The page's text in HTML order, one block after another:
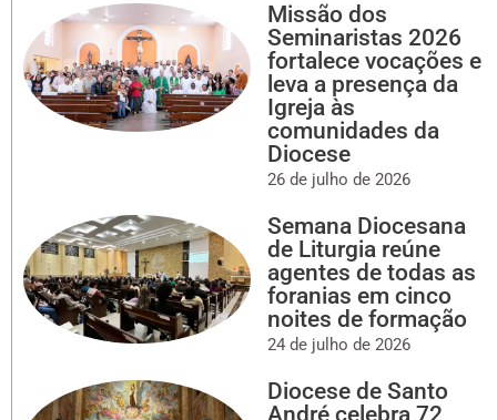
Missão dos
Seminaristas 2026
fortalece vocações e
leva a presença da
Igreja às
comunidades da
Diocese
26 de julho de 2026
Semana Diocesana
de Liturgia reúne
agentes de todas as
foranias em cinco
noites de formação
24 de julho de 2026
Diocese de Santo